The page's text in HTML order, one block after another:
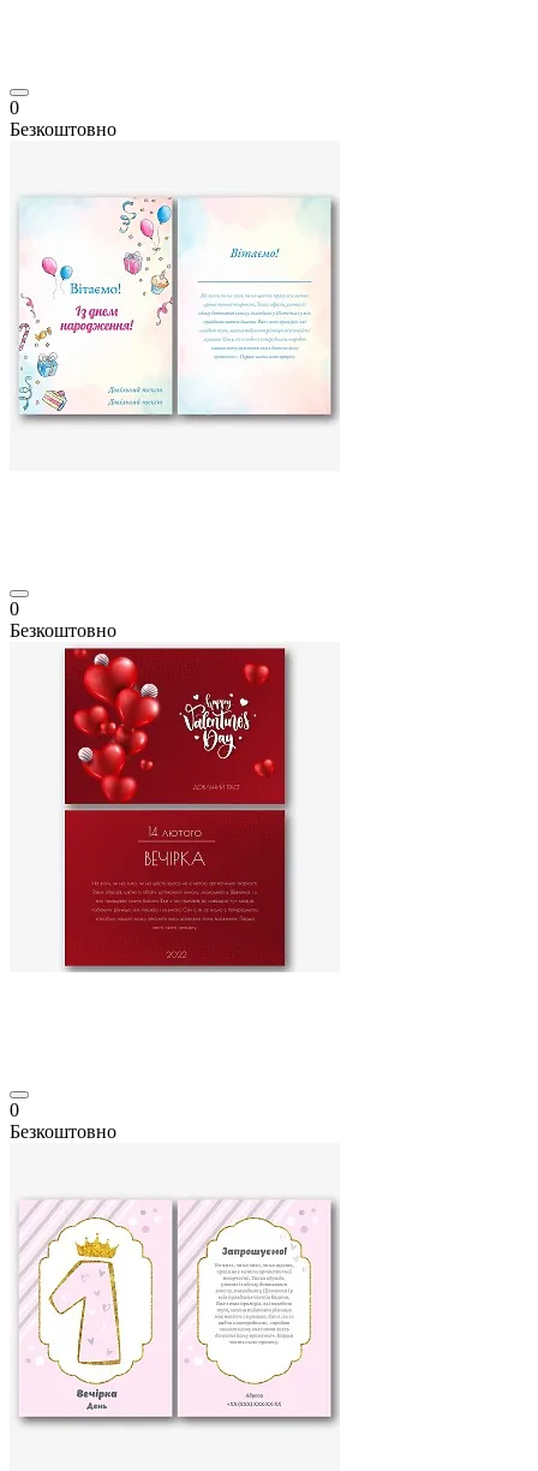
0
Безкоштовно
0
Безкоштовно
0
Безкоштовно